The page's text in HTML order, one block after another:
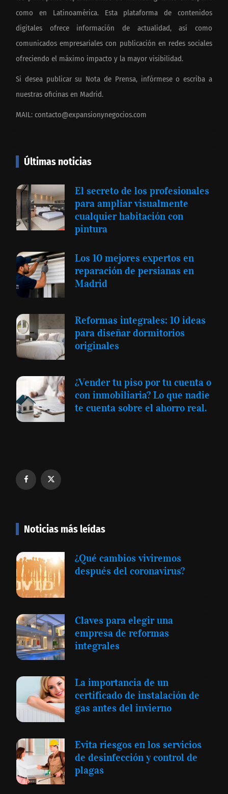
como en Latinoamérica. Esta plataforma de contenidos
digitales ofrece información de actualidad, así como
comunicados empresariales con publicación en redes sociales
ofreciendo el máximo impacto y la mayor visibilidad.
Si desea publicar su Nota de Prensa, infórmese o escriba a
nuestras oficinas en Madrid.
MAIL: contacto@expansionynegocios.com
Últimas noticias
El secreto de los profesionales
para ampliar visualmente
cualquier habitación con
pintura
Los 10 mejores expertos en
reparación de persianas en
Madrid
Reformas integrales: 10 ideas
para diseñar dormitorios
originales
¿Vender tu piso por tu cuenta o
con inmobiliaria? Lo que nadie
te cuenta sobre el ahorro real.
Noticias más leídas
¿Qué cambios viviremos
después del coronavirus?
Claves para elegir una
empresa de reformas
integrales
La importancia de un
certificado de instalación de
gas antes del invierno
Evita riesgos en los servicios
de desinfección y control de
plagas